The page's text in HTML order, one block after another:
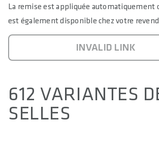
La remise est appliquée automatiquement
est également disponible chez votre
INVALID LINK
612 VARIANTES
SELLES